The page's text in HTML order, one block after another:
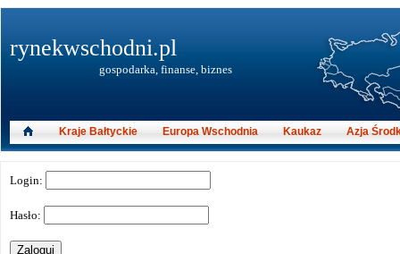
Login:
Hasło:
rynekwschodni.pl
gospodarka, finanse, biznes
Kraje Bałtyckie Europa Wschodnia Kaukaz Azja